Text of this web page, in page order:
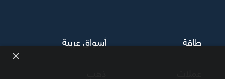
طاقة
أسواق عربية
×